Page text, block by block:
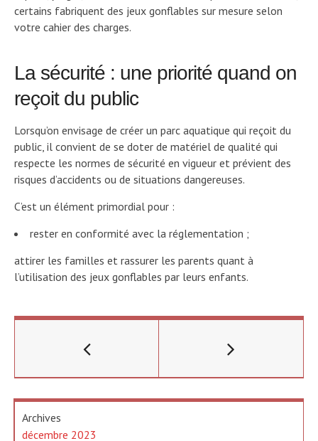
certains fabriquent des jeux gonflables sur mesure selon
votre cahier des charges.
La sécurité : une priorité quand on
reçoit du public
Lorsqu’on envisage de créer un parc aquatique qui reçoit du
public, il convient de se doter de matériel de qualité qui
respecte les normes de sécurité en vigueur et prévient des
risques d’accidents ou de situations dangereuses.
C’est un élément primordial pour :
rester en conformité avec la réglementation ;
attirer les familles et rassurer les parents quant à
l’utilisation des jeux gonflables par leurs enfants.
Archives
décembre 2023